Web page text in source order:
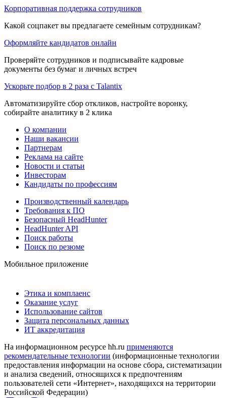
Корпоративная поддержка сотрудников
Какой соцпакет вы предлагаете семейным сотрудникам?
Оформляйте кандидатов онлайн
Проверяйте сотрудников и подписывайте кадровые
документы без бумаг и личных встреч
Ускорьте подбор в 2 раза с Talantix
Автоматизируйте сбор откликов, настройте воронку,
собирайте аналитику в 2 клика
О компании
Наши вакансии
Партнерам
Реклама на сайте
Новости и статьи
Инвесторам
Кандидаты по профессиям
Производственный календарь
Требования к ПО
Безопасный HeadHunter
HeadHunter API
Поиск работы
Поиск по резюме
Мобильное приложение
Этика и комплаенс
Оказание услуг
Использование сайтов
Защита персональных данных
ИТ аккредитация
На информационном ресурсе hh.ru применяются
рекомендательные технологии (информационные технологии
предоставления информации на основе сбора, систематизации
и анализа сведений, относящихся к предпочтениям
пользователей сети «Интернет», находящихся на территории
Российской Федерации)